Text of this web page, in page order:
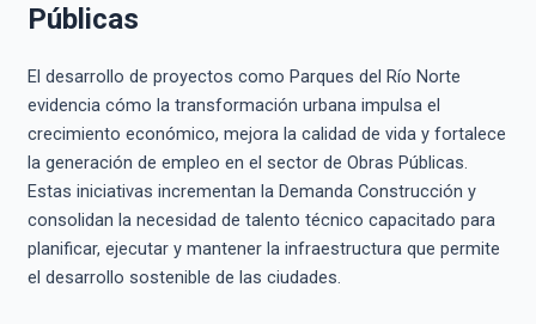
Públicas
El desarrollo de proyectos como Parques del Río Norte
evidencia cómo la transformación urbana impulsa el
crecimiento económico, mejora la calidad de vida y fortalece
la generación de empleo en el sector de Obras Públicas.
Estas iniciativas incrementan la Demanda Construcción y
consolidan la necesidad de talento técnico capacitado para
planificar, ejecutar y mantener la infraestructura que permite
el desarrollo sostenible de las ciudades.